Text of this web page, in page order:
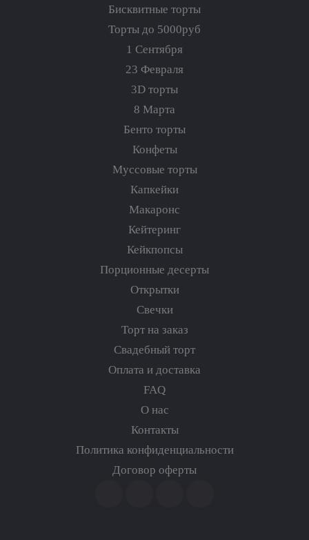
Бисквитные торты
Торты до 5000руб
1 Сентября
23 Февраля
3D торты
8 Марта
Бенто торты
Конфеты
Муссовые торты
Капкейки
Макаронс
Кейтеринг
Кейкпопсы
Порционные десерты
Открытки
Свечки
Торт на заказ
Свадебный торт
Оплата и доставка
FAQ
О нас
Контакты
Политика конфиденциальности
Договор оферты